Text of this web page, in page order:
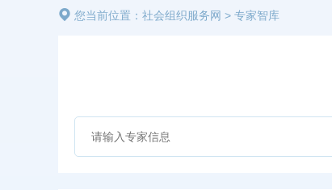
您当前位置： 社会组织服务网 > 专家智库